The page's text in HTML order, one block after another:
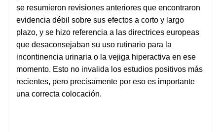
se resumieron revisiones anteriores que encontraron
evidencia débil sobre sus efectos a corto y largo
plazo, y se hizo referencia a las directrices europeas
que desaconsejaban su uso rutinario para la
incontinencia urinaria o la vejiga hiperactiva en ese
momento. Esto no invalida los estudios positivos más
recientes, pero precisamente por eso es importante
una correcta colocación.